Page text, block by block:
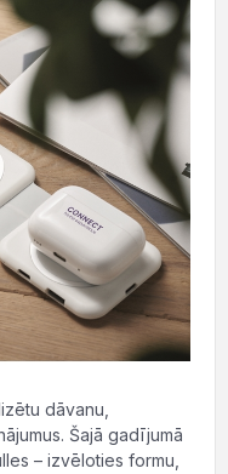
dāvanu,
Šajā gadījumā
– izvēloties formu,